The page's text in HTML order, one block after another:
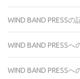
WIND BAND PRESS
WIND BAND PRESS
WIND BAND PRESS